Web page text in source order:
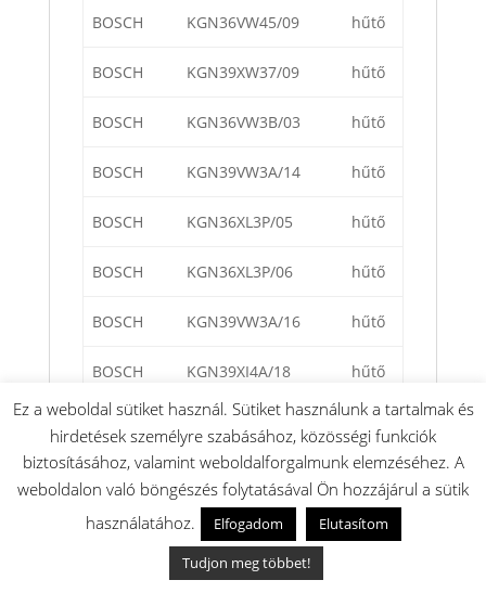
BOSCH KGN36VW45/09 hűtő
BOSCH KGN39XW37/09 hűtő
BOSCH KGN36VW3B/03 hűtő
BOSCH KGN39VW3A/14 hűtő
BOSCH KGN36XL3P/05 hűtő
BOSCH KGN36XL3P/06 hűtő
BOSCH KGN39VW3A/16 hűtő
BOSCH KGN39XI4A/18 hűtő
BOSCH KGN39VI3A/02 hűtő
BOSCH KGN39VL45/08 hűtő
BOSCH KGN34XW35G/04 hűtő
KGN36VL3A/16
Ez a weboldal sütiket használ. Sütiket használunk a tartalmak és
hirdetések személyre szabásához, közösségi funkciók
biztosításához, valamint weboldalforgalmunk elemzéséhez. A
weboldalon való böngészés folytatásával Ön hozzájárul a sütik
használatához.
Elfogadom
Elutasítom
Tudjon meg többet!